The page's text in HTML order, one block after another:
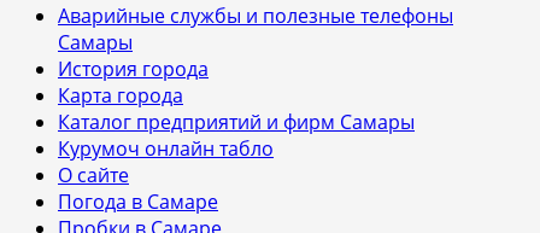
Аварийные службы и полезные телефоны
Самары
История города
Карта города
Каталог предприятий и фирм Самары
Курумоч онлайн табло
О сайте
Погода в Самаре
Пробки в Самаре